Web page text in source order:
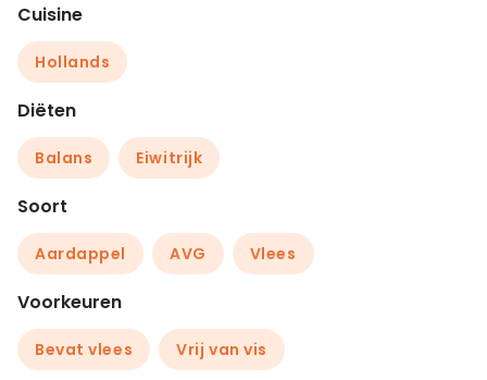
Cuisine
Hollands
Diëten
Balans Eiwitrijk
Soort
Aardappel AVG Vlees
Voorkeuren
Bevat vlees Vrij van vis